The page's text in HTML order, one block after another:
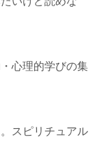
心理的学びの集
スピリチュアル